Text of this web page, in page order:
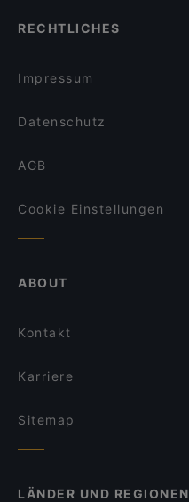
RECHTLICHES
Impressum
Datenschutz
AGB
Cookie Einstellungen
ABOUT
Kontakt
Karriere
Sitemap
LÄNDER UND REGIONEN